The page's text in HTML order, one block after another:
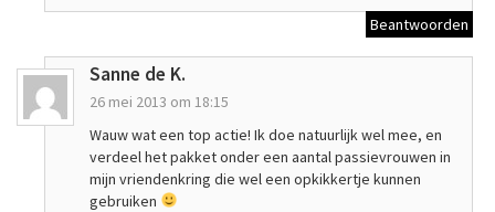
Beantwoorden
Sanne de K.
26 mei 2013 om 18:15
Wauw wat een top actie! Ik doe natuurlijk wel mee, en
verdeel het pakket onder een aantal passievrouwen in
mijn vriendenkring die wel een opkikkertje kunnen
gebruiken